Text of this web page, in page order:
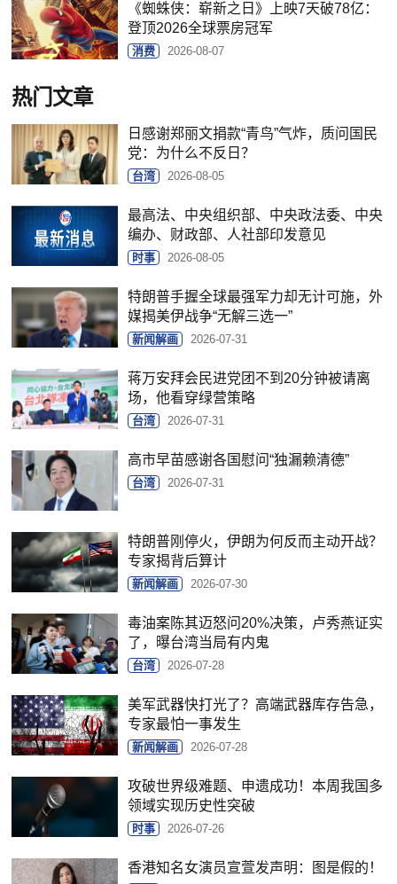
《蜘蛛侠：崭新之日》上映7天破78亿：
登顶2026全球票房冠军
消费 2026-08-07
热门文章
日感谢郑丽文捐款“青鸟”气炸，质问国民
党：为什么不反日？
台湾 2026-08-05
最高法、中央组织部、中央政法委、中央
编办、财政部、人社部印发意见
时事 2026-08-05
特朗普手握全球最强军力却无计可施，外
媒揭美伊战争“无解三选一”
新闻解画 2026-07-31
蒋万安拜会民进党团不到20分钟被请离
场，他看穿绿营策略
台湾 2026-07-31
高市早苗感谢各国慰问“独漏赖清德”
台湾 2026-07-31
特朗普刚停火，伊朗为何反而主动开战？
专家揭背后算计
新闻解画 2026-07-30
毒油案陈其迈怒问20%决策，卢秀燕证实
了，曝台湾当局有内鬼
台湾 2026-07-28
美军武器快打光了？高端武器库存告急，
专家最怕一事发生
新闻解画 2026-07-28
攻破世界级难题、申遗成功！本周我国多
领域实现历史性突破
时事 2026-07-26
香港知名女演员宣萱发声明：图是假的！